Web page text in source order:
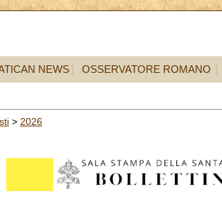
NEWS OSSERVATORE ROMANO
> 2026